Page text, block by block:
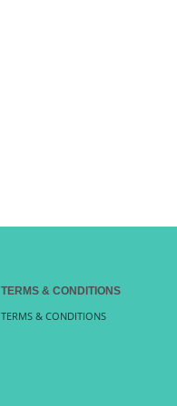
TERMS & CONDITIONS
TERMS & CONDITIONS